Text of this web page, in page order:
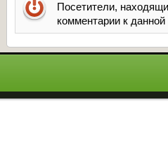
Посетители,
комментарии к